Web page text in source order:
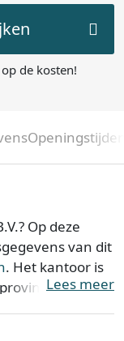
de kosten!
Op deze
van dit
. Het kantoor is
Lees meer